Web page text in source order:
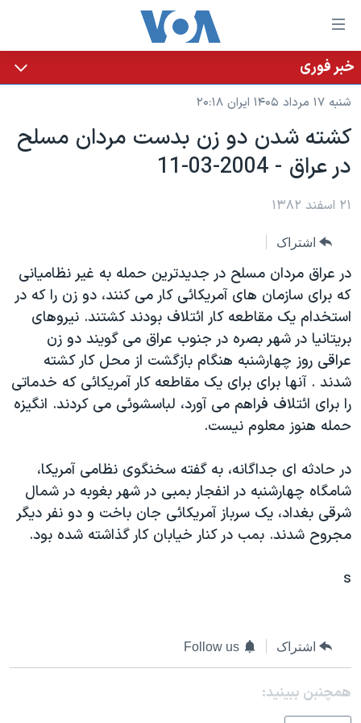
لینکهای
قابل
دسترسی
جهش
محتوای
اصلی
جهش
اصلی
جهش
به
جستجو
خانه
نسخه سبک وب‌سایت
موضوع ها
ایران
آمریکا
گزیده‌ها
ویژه برنامه‌ها
ویدیوها
فرهنگ و زندگی
حقوق شهروندی
اقتصادی
علم و فناوری
اسرائیل در جنگ
گالری عکس
برنامه های تلویزیونی
جدول برنامه ها
صفحه‌های ویژه
عملیات خشم حماسی
۲۵۰سالگی آمریکا
بایگانی برنامه‌های تلویزیونی
مستندها
انتخابات ریاست جمهوری آمریکا ۲۰۲۴
حمله جمهوری اسلامی به اسرائیل
رمز مهسا
ورزش زنان در ایران
اعتراضات زن، زندگی، آزادی
چهل سال گروگان‌گیری
قانون شفافیت دارائی کادر رهبری ایران
اعتراضات مردمی آبان ۹۸
پخش رادیویی
یادگیری زبان انگلیسی
دنبال کنید
زبانهای مختلف
خبر فوری
شنبه ۱۷ مرداد ۱۴۰۵ ایران ۲۰:۱۸
کشته شدن دو زن بدست مردان مسلح
در عراق - 2004-03-11
۲۱ اسفند ۱۳۸۲
اشتراک
در عراق مردان مسلح در جديدترين حمله به غير نظاميانی
که برای سازمان های آمريکائی کار می کنند، دو زن را که در
استخدام يک مقاطعه کار ائتلاف بودند کشتند. نيروهای
بريتانيا در شهر بصره در جنوب عراق می گويند دو زن
عراقی روز چهارشنبه هنگام بازگشت از محل کار کشته
شدند . آنها برای برای يک مقاطعه کار آمريکائی که خدماتی
را برای ائتلاف فراهم می آورد، لباسشوئی می کردند. انگيزه
حمله هنوز معلوم نيست.
در حادثه ای جداگانه، به گفته سخنگوی نظامی آمريکا،
شامگاه چهارشنبه در انفجار بمبی در شهر بغوبه در شمال
شرقی بغداد، يک سرباز آمريکائی جان باخت و دو نفر ديگر
مجروح شدند. بمب در کنار خيابان کار گذاشته شده بود.
s
اشتراک Follow us
همچنبن ببینید: